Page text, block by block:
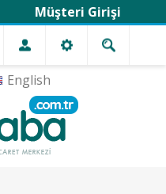
English
Müşteri Girişi